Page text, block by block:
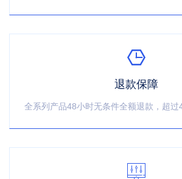
退款保障
全系列产品48小时无条件全额退款，超过